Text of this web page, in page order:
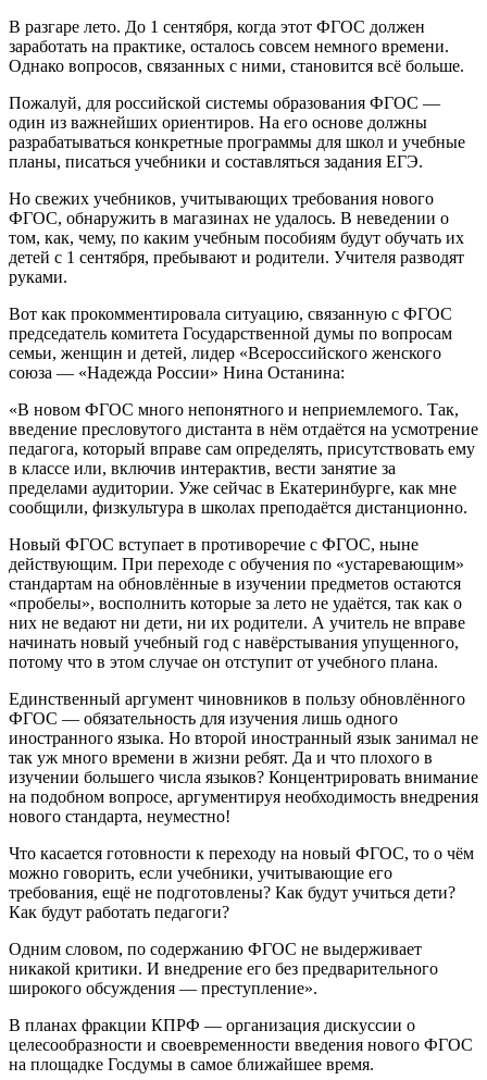
В разгаре лето. До 1 сентября, когда этот ФГОС должен
заработать на практике, осталось совсем немного времени.
Однако вопросов, связанных с ними, становится всё больше.
Пожалуй, для российской системы образования ФГОС —
один из важнейших ориентиров. На его основе должны
разрабатываться конкретные программы для школ и учебные
планы, писаться учебники и составляться задания ЕГЭ.
Но свежих учебников, учитывающих требования нового
ФГОС, обнаружить в магазинах не удалось. В неведении о
том, как, чему, по каким учебным пособиям будут обучать их
детей с 1 сентября, пребывают и родители. Учителя разводят
руками.
Вот как прокомментировала ситуацию, связанную с ФГОС
председатель комитета Государственной думы по вопросам
семьи, женщин и детей, лидер «Всероссийского женского
союза — «Надежда России» Нина Останина:
«В новом ФГОС много непонятного и неприемлемого. Так,
введение пресловутого дистанта в нём отдаётся на усмотрение
педагога, который вправе сам определять, присутствовать ему
в классе или, включив интерактив, вести занятие за
пределами аудитории. Уже сейчас в Екатеринбурге, как мне
сообщили, физкультура в школах преподаётся дистанционно.
Новый ФГОС вступает в противоречие с ФГОС, ныне
действующим. При переходе с обучения по «устаревающим»
стандартам на обновлённые в изучении предметов остаются
«пробелы», восполнить которые за лето не удаётся, так как о
них не ведают ни дети, ни их родители. А учитель не вправе
начинать новый учебный год с навёрстывания упущенного,
потому что в этом случае он отступит от учебного плана.
Единственный аргумент чиновников в пользу обновлённого
ФГОС — обязательность для изучения лишь одного
иностранного языка. Но второй иностранный язык занимал не
так уж много времени в жизни ребят. Да и что плохого в
изучении большего числа языков? Концентрировать внимание
на подобном вопросе, аргументируя необходимость внедрения
нового стандарта, неуместно!
Что касается готовности к переходу на новый ФГОС, то о чём
можно говорить, если учебники, учитывающие его
требования, ещё не подготовлены? Как будут учиться дети?
Как будут работать педагоги?
Одним словом, по содержанию ФГОС не выдерживает
никакой критики. И внедрение его без предварительного
широкого обсуждения — преступление».
В планах фракции КПРФ — организация дискуссии о
целесообразности и своевременности введения нового ФГОС
на площадке Госдумы в самое ближайшее время.